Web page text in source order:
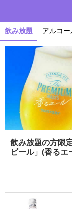
飲み放題 アルコー
飲み放題の方限
ビール」(香るエ